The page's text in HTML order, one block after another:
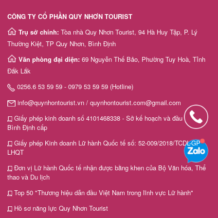
CÔNG TY CỔ PHẦN QUY NHƠN TOURIST
Trụ sở chính: Tòa nhà Quy Nhơn Tourist, 94 Hà Huy Tập, P. Lý
Thường Kiệt, TP Quy Nhơn, Bình Định
Văn phòng đại diện: 69 Nguyễn Thế Bảo, Phường Tuy Hoà, Tỉnh
Đắk Lắk
0256.6 53 59 59 - 0979 53 59 59 (Hotline)
info@quynhontourist.vn / quynhontourist.com@gmail.com
Giấy phép kinh doanh số 4101468338 - Sở kế hoạch và đầu tư tỉnh
Bình Định cấp
Giấy phép Kinh doanh Lữ hành Quốc tế số: 52-009/2018/TCDL-GP
LHQT
Đơn vị Lữ hành Quốc tế nhận được bằng khen của Bộ Văn hóa, Thể
thao và Du lịch
Top 50 "Thương hiệu dẫn đầu Việt Nam trong lĩnh vực Lữ hành"
Hồ sơ năng lực Quy Nhơn Tourist